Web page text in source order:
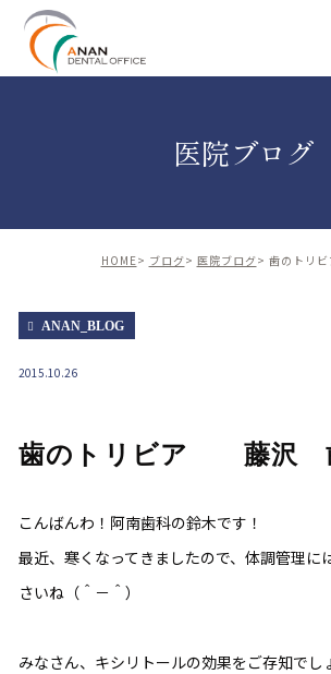
医院ブログ
HOME ブログ 医院ブログ 歯のトリ
ANAN_BLOG
2015.10.26
歯のトリビア 藤沢
こんばんわ！阿南歯科の鈴木です！
最近、寒くなってきましたので、体調管理に
さいね（＾－＾）
みなさん、キシリトールの効果をご存知でし